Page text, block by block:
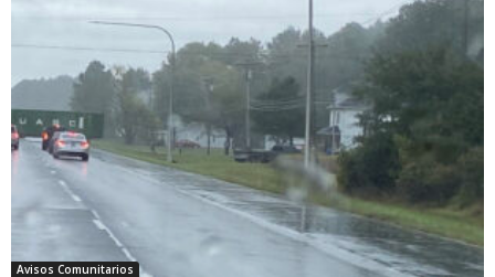
Avisos Comunitarios